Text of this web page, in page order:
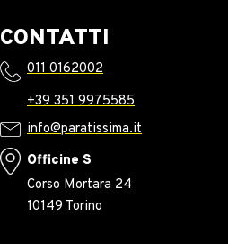
CONTATTI
011 0162002
+39 351 9975585
info@paratissima.it
Officine S
Corso Mortara 24
10149 Torino